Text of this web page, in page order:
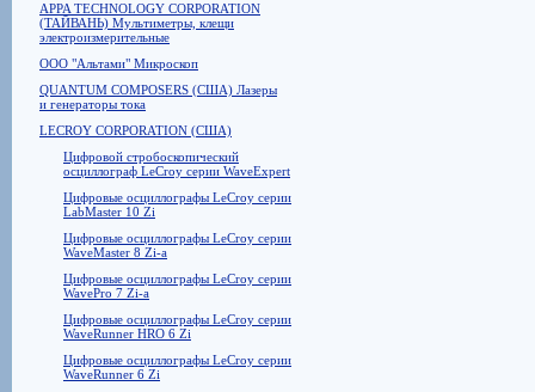
APPA TECHNOLOGY CORPORATION
(ТАЙВАНЬ) Мультиметры, клещи
электроизмерительные
ООО "Альтами" Микроскоп
QUANTUM COMPOSERS (США) Лазеры
и генераторы тока
LECROY CORPORATION (США)
Цифровой стробоскопический
осциллограф LeCroy серии WaveExpert
Цифровые осциллографы LeCroy серии
LabMaster 10 Zi
Цифровые осциллографы LeCroy серии
WaveMaster 8 Zi-a
Цифровые осциллографы LeCroy серии
WavePro 7 Zi-a
Цифровые осциллографы LeCroy серии
WaveRunner HRO 6 Zi
Цифровые осциллографы LeCroy серии
WaveRunner 6 Zi